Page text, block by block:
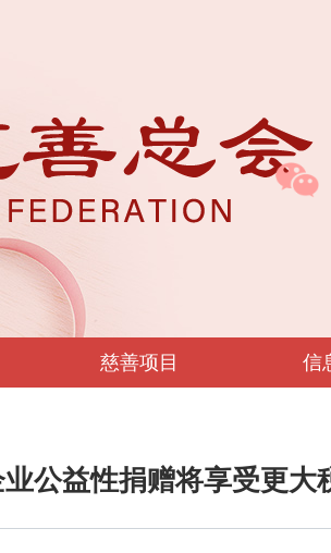
慈善项目 信
公益性捐赠将享受更大